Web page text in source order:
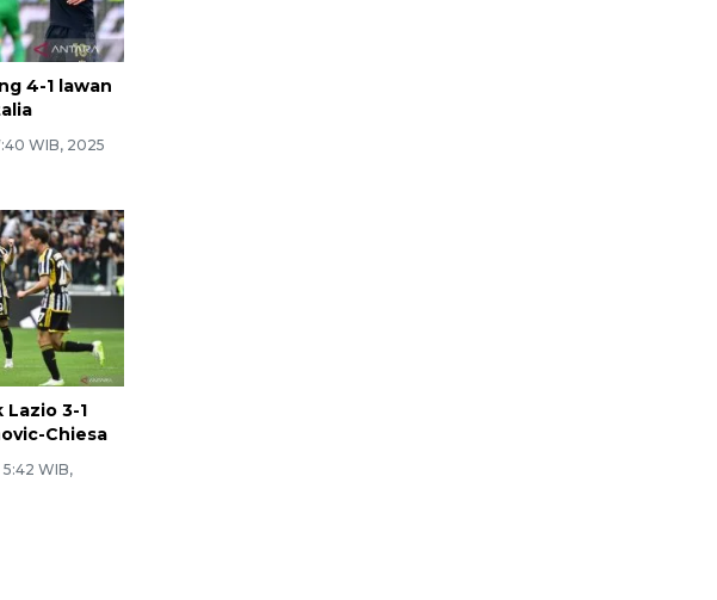
4-1 lawan
WIB, 2025
3-1
Chiesa
WIB,